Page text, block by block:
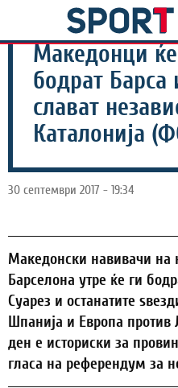
Македонци ќе
бодрат Барса
слават
Каталонија
30 септември 2017 - 19:34
Македонски навивачи на
Барселона утре ќе ги
Суарез и останатите
Шпанија и Европа
ден е историски за
гласа на референдум за